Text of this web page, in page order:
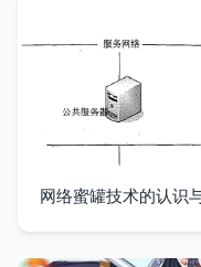
网络蜜罐技术的认识